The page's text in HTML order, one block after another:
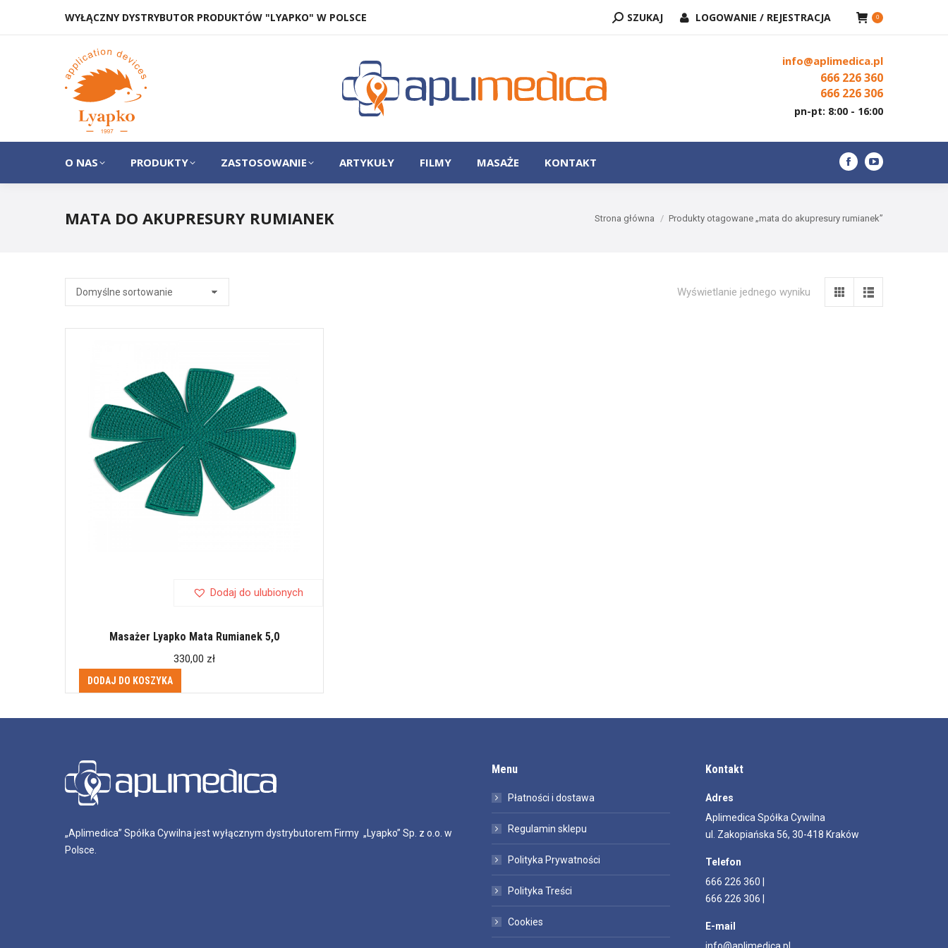
WYŁĄCZNY DYSTRYBUTOR PRODUKTÓW "LYAPKO" W POLSCE SZUKAJ:
SZUKAJ LOGOWANIE / REJESTRACJA 0
info@aplimedica.pl
666 226 360
666 226 306
pn-pt: 8:00 - 16:00
O NAS PRODUKTY ZASTOSOWANIE ARTYKUŁY FILMY MASAŻE KONTAKT
Facebook
in
YouTube
in
MATA DO AKUPRESURY RUMIANEK Jesteś tutaj:
Strona główna Produkty otagowane „mata do akupresury rumianek”
Wyświetlanie jednego wyniku
Dodaj do ulubionych
Masażer Lyapko Mata Rumianek 5,0
330,00 zł
DODAJ DO KOSZYKA
„Aplimedica” Spółka Cywilna jest wyłącznym dystrybutorem Firmy „Lyapko” Sp. z o.o. w
Polsce.
Menu
Płatności i dostawa
Regulamin sklepu
Polityka Prywatności
Polityka Treści
Cookies
Kontakt
Adres
Aplimedica Spółka Cywilna
ul. Zakopiańska 56, 30-418 Kraków
Telefon
666 226 360 |
666 226 306 |
E-mail
O NAS PRODUKTY ZASTOSOWANIE MASAŻE KONTAKT
opens
window